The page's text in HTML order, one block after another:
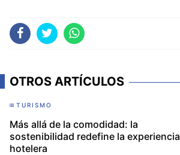
OTROS ARTÍCULOS
TURISMO
Más allá de la comodidad: la
sostenibilidad redefine la experiencia
hotelera